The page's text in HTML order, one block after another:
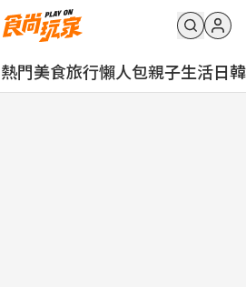
熱門美食旅行懶人包親子生活日韓